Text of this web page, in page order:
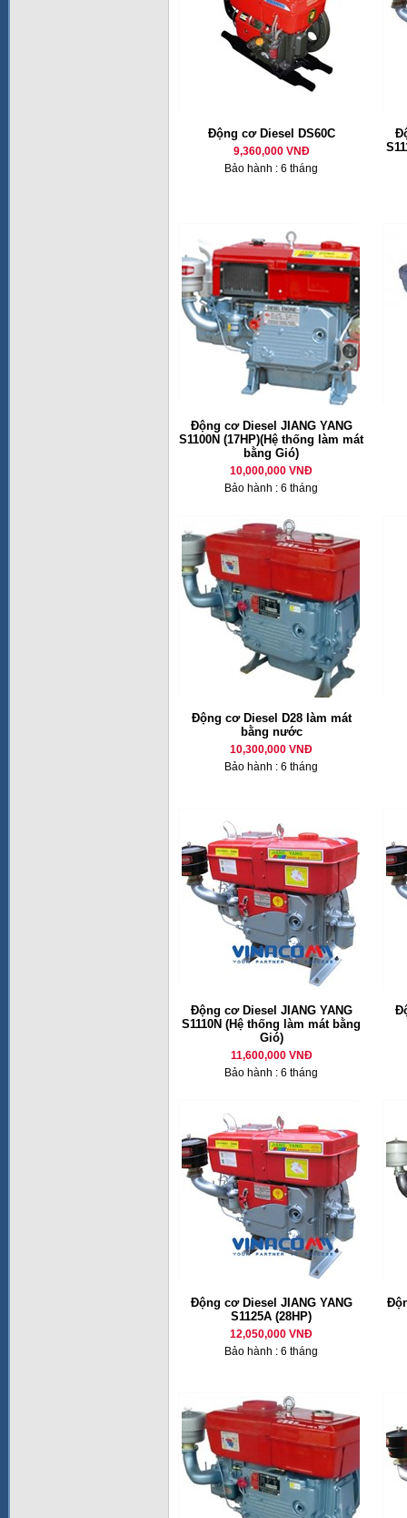
Động cơ Diesel DS60C
9,360,000 VNĐ
Bảo hành : 6 tháng
Động cơ Diesel JIANG YANG
S1100N (17HP)(Hệ thống làm mát
bằng Gió)
10,000,000 VNĐ
Bảo hành : 6 tháng
Động cơ Diesel D28 làm mát
bằng nước
10,300,000 VNĐ
Bảo hành : 6 tháng
Động cơ Diesel JIANG YANG
S1110N (Hệ thống làm mát bằng
Gió)
11,600,000 VNĐ
Bảo hành : 6 tháng
Động cơ Diesel JIANG YANG
S1125A (28HP)
12,050,000 VNĐ
Bảo hành : 6 tháng